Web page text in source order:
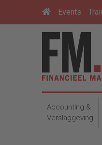
Events
Accounting &
Verslaggeving